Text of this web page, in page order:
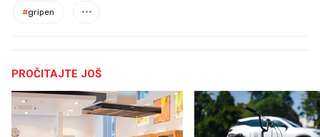
#gripen
PROČITAJTE JOŠ